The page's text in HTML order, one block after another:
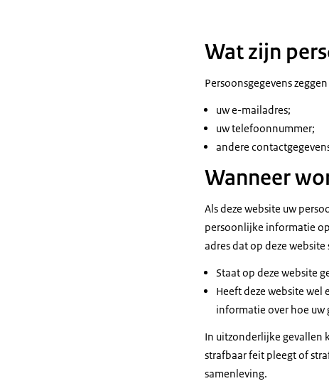
Wat zijn
Persoonsgegevens
uw e-mailadres;
uw telefoonnummer;
andere
Wanneer
Als deze website uw
persoonlijke informatie
adres dat op deze website
Staat op deze website
Heeft deze website wel
informatie over hoe uw
In uitzonderlijke gevallen
strafbaar feit pleegt of
samenleving.